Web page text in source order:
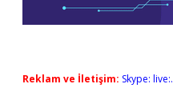
Reklam ve İletişim: Skype: